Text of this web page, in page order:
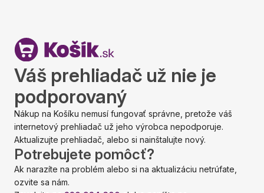
Váš prehliadač už nie je
podporovaný
Nákup na Košíku nemusí fungovať správne, pretože váš
internetový prehliadač už jeho výrobca nepodporuje.
Aktualizujte prehliadač, alebo si nainštalujte nový.
Potrebujete pomôcť?
Ak narazíte na problém alebo si na aktualizáciu netrúfate,
ozvite sa nám.